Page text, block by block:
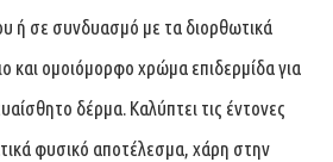
ή σε συνδυασμό με τα διορθωτικά
και ομοιόμορφο χρώμα επιδερμίδα για
δέρμα. Καλύπτει τις έντονες
φυσικό αποτέλεσμα, χάρη στην